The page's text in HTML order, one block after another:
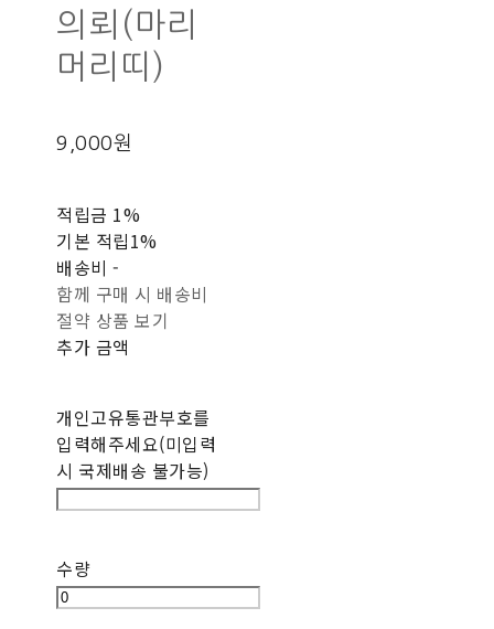
의뢰(마리
머리띠)
9,000원
적립금 1%
기본 적립1%
배송비-
함께 구매 시 배송비
절약 상품 보기
추가 금액
개인고유통관부호를
입력해주세요(미입력
시 국제배송 불가능)
수량